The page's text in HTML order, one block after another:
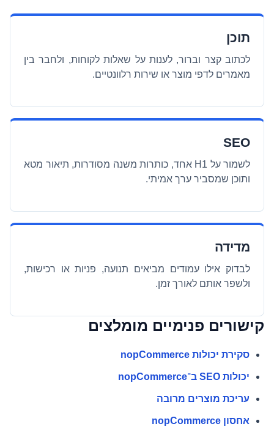
תוכן
לכתוב קצר וברור, לענות על שאלות לקוחות, ולחבר בין
מאמרים לדפי מוצר או שירות רלוונטיים.
SEO
לשמור על H1 אחד, כותרות משנה מסודרות, תיאור מטא
ותוכן שמסביר ערך אמיתי.
מדידה
לבדוק אילו עמודים מביאים תנועה, פניות או רכישות,
ולשפר אותם לאורך זמן.
קישורים פנימיים מומלצים
סקירת יכולות nopCommerce
יכולות SEO ב־nopCommerce
עריכת מוצרים מרובה
אחסון nopCommerce